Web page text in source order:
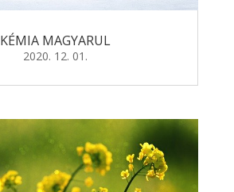
KÉMIA MAGYARUL
2020. 12. 01.